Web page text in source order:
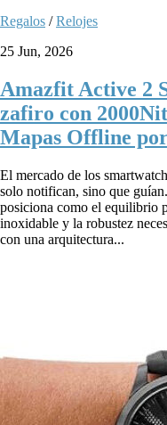
Regalos /Relojes
25 Jun, 2026
Amazfit Active 2
zafiro con
Mapas Offline por
El mercado de los
solo notifican, sino que
posiciona como el equilibrio
inoxidable y la robustez
con una arquitectura...